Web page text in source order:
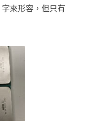
來形容，但只有